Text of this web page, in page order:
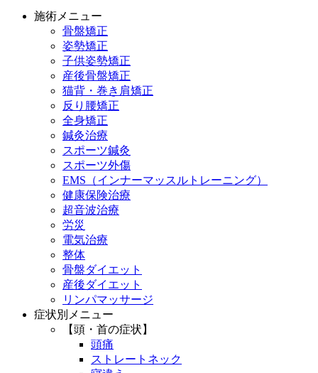
施術メニュー
骨盤矯正
姿勢矯正
子供姿勢矯正
産後骨盤矯正
猫背・巻き肩矯正
反り腰矯正
全身矯正
鍼灸治療
スポーツ鍼灸
スポーツ外傷
EMS（インナーマッスルトレーニング）
健康保険治療
超音波治療
労災
電気治療
整体
骨盤ダイエット
産後ダイエット
リンパマッサージ
症状別メニュー
【頭・首の症状】
頭痛
ストレートネック